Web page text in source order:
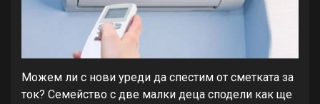
Можем ли с нови уреди да спестим от сметката за
ток? Семейство с две малки деца сподели как ще